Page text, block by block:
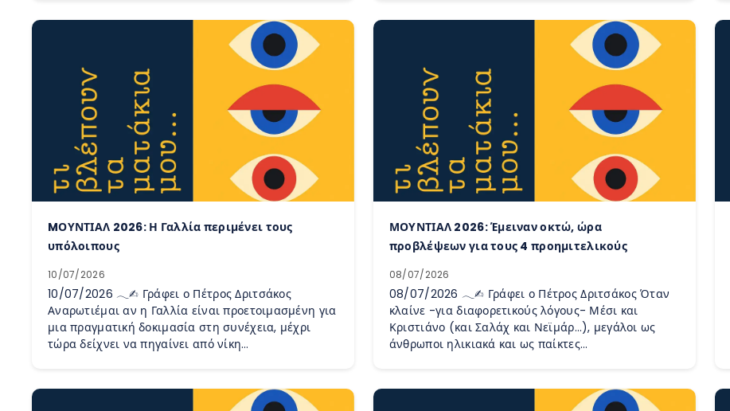
MΟΥΝΤΙΑΛ 2026: Η Γαλλία περιμένει τους
υπόλοιπους
10/07/2026
10/07/2026 𓂃✍︎ Γράφει ο Πέτρος Δριτσάκος
Αναρωτιέμαι αν η Γαλλία είναι προετοιμασμένη για
μια πραγματική δοκιμασία στη συνέχεια, μέχρι
τώρα δείχνει να πηγαίνει από νίκη…
ΜΟΥΝΤΙΑΛ 2026: Έμειναν οκτώ, ώρα
προβλέψεων για τους 4 προημιτελικούς
08/07/2026
08/07/2026 𓂃✍︎ Γράφει ο Πέτρος Δριτσάκος Όταν
κλαίνε -για διαφορετικούς λόγους- Μέσι και
Κριστιάνο (και Σαλάχ και Νεϊμάρ…), μεγάλοι ως
άνθρωποι ηλικιακά και ως παίκτες…